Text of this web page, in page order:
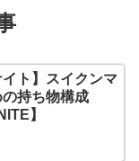
イト】スイクンマ
持ち物構成
】